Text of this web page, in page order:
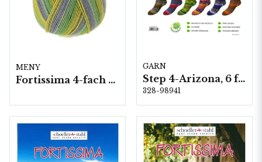
MENY
Fortissima 4-fach 5 nystan á 100 gram
GARN
Step 4-Arizona, 6 färger á 1,0 kg.
328-98941